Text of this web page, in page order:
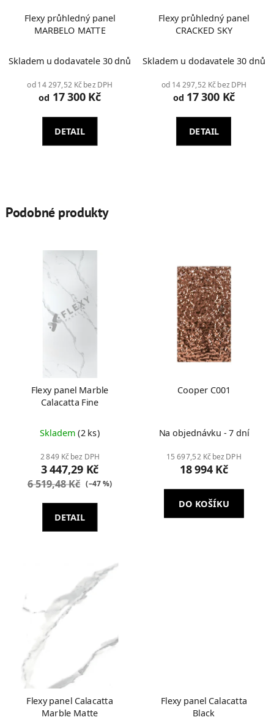
Flexy průhledný panel
MARBELO MATTE
Skladem u dodavatele 30 dnů
od 14 297,52 Kč bez DPH
od 17 300 Kč
DETAIL
Flexy průhledný panel
CRACKED SKY
Skladem u dodavatele 30 dnů
od 14 297,52 Kč bez DPH
od 17 300 Kč
DETAIL
Podobné produkty
Flexy panel Marble
Calacatta Fine
Skladem(2 ks)
2 849 Kč bez DPH
3 447,29 Kč
6 519,48 Kč (–47 %)
DETAIL
Cooper C001
Na objednávku - 7 dní
15 697,52 Kč bez DPH
18 994 Kč
DO KOŠÍKU
Flexy panel Calacatta
Marble Matte
Flexy panel Calacatta
Black